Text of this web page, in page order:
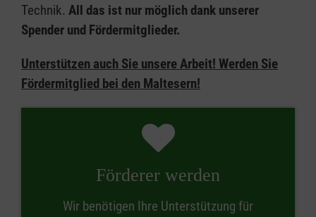
Technik. All das ist nur möglich dank unserer
Spender und Fördermitglieder.
Unterstützen auch Sie unsere Arbeit! Werden Sie
Fördermitglied bei den Maltesern!
Förderer werden
Wir benötigen Ihre Unterstützung für